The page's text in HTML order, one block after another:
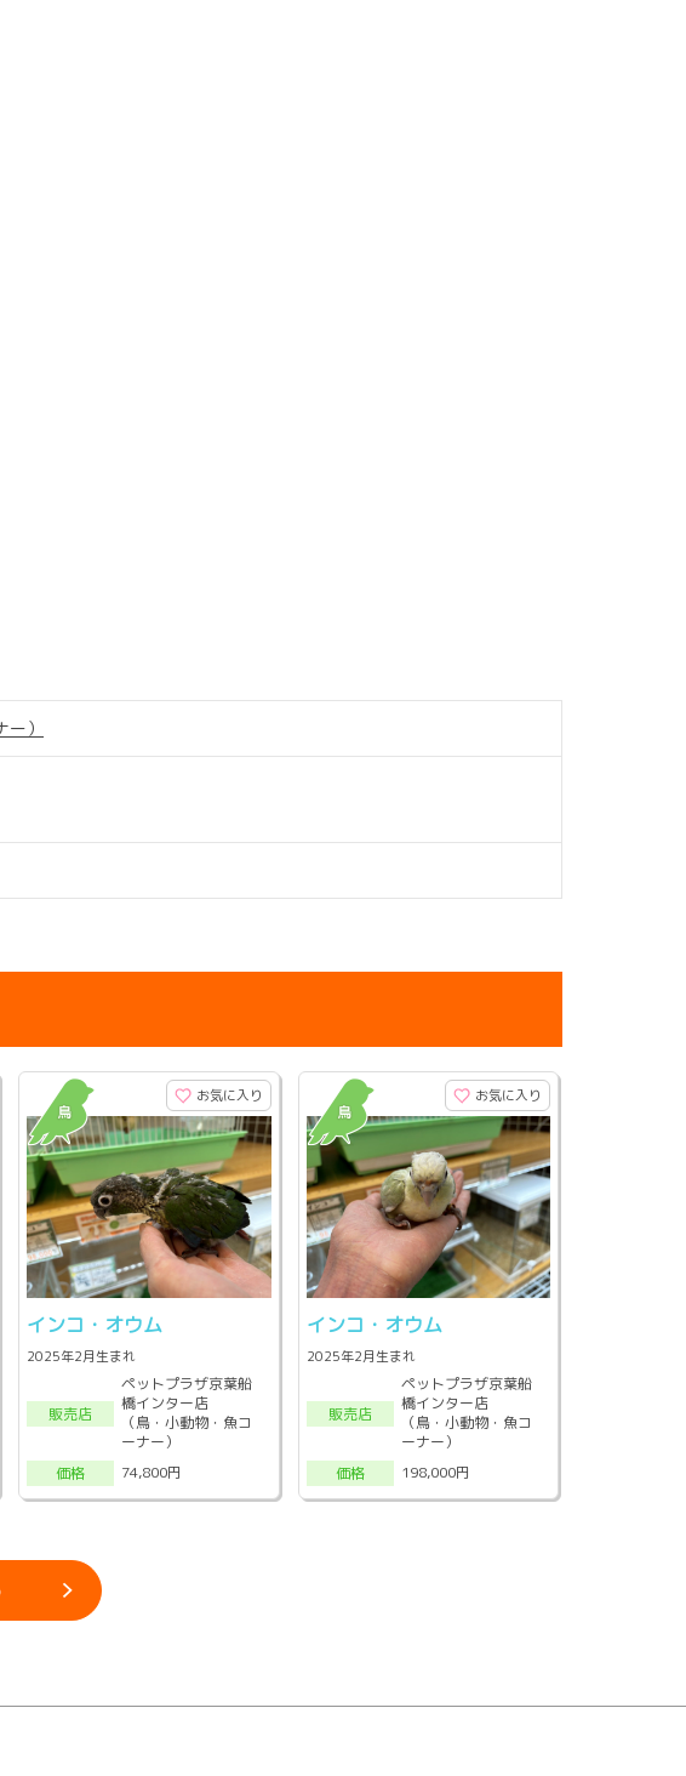
）
お気に入り
インコ・オウム
2025年2月生まれ
販売店
ペットプラザ京葉船
橋インター店
（鳥・小動物・魚コ
ーナー）
価格
74,800円
お気に入り
インコ・オウム
2025年2月生まれ
販売店
ペットプラザ京葉船
橋インター店
（鳥・小動物・魚コ
ーナー）
価格
198,000円